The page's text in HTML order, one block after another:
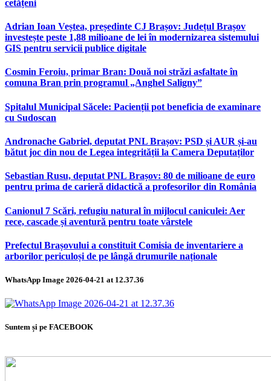
cetățeni
Adrian Ioan Veștea, președinte CJ Brașov: Județul Brașov
investește peste 1,88 milioane de lei în modernizarea sistemului
GIS pentru servicii publice digitale
Cosmin Feroiu, primar Bran: Două noi străzi asfaltate în
comuna Bran prin programul „Anghel Saligny”
Spitalul Municipal Săcele: Pacienții pot beneficia de examinare
cu Sudoscan
Andronache Gabriel, deputat PNL Brașov: PSD și AUR și-au
bătut joc din nou de Legea integrității la Camera Deputaților
Sebastian Rusu, deputat PNL Brașov: 80 de milioane de euro
pentru prima de carieră didactică a profesorilor din România
Canionul 7 Scări, refugiu natural în mijlocul caniculei: Aer
rece, cascade și aventură pentru toate vârstele
Prefectul Brașovului a constituit Comisia de inventariere a
arborilor periculoși de pe lângă drumurile naționale
WhatsApp Image 2026-04-21 at 12.37.36
Suntem și pe FACEBOOK